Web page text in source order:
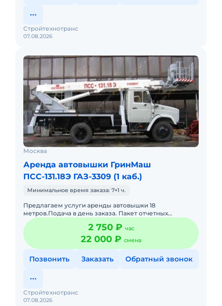
07.08.2026
Стройтехнотранс
Москва
Аренда автовышки ГринМаш
ПСС-131.18Э ГАЗ-3309 (1 каб.)
Минимальное время заказа: 7+1 ч.
Предлагаем услуги аренды автовышки 18
метров.Подача в день заказа. Пакет отчетных
документов.С оператором.Топливо включено в
стоимость.Долгосрочная аренда. Крат
2 750 ₽ час
22 000 ₽ смена
Позвонить Заказать Обратный звонок
07.08.2026
Стройтехнотранс